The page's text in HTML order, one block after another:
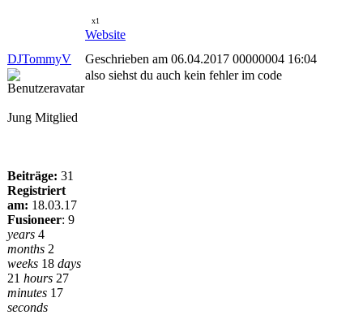
x1
Website
DJTommyV
Geschrieben am 06.04.2017 00000004 16:04
Jung Mitglied
Beiträge: 31
Registriert
am: 18.03.17
Fusioneer: 9
years 4
months 2
weeks 18 days
21 hours 27
minutes 17
seconds
also siehst du auch kein fehler im code